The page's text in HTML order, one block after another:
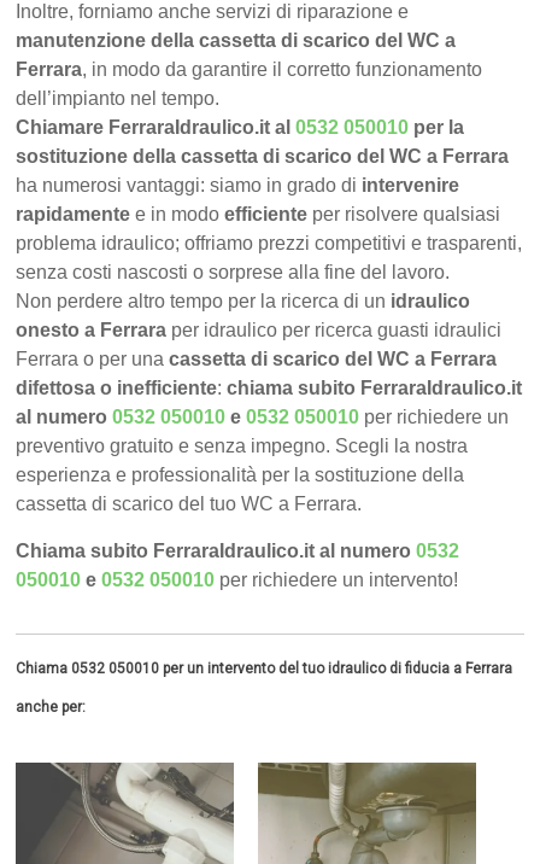
Inoltre, forniamo anche servizi di riparazione e
manutenzione della cassetta di scarico del WC a
Ferrara, in modo da garantire il corretto funzionamento
dell’impianto nel tempo.
Chiamare FerraraIdraulico.it al0532 050010 per la
sostituzione della cassetta di scarico del WC a Ferrara
ha numerosi vantaggi: siamo in grado di intervenire
rapidamente e in modoefficiente per risolvere qualsiasi
problema idraulico; offriamo prezzi competitivi e trasparenti,
senza costi nascosti o sorprese alla fine del lavoro.
Non perdere altro tempo per la ricerca di un idraulico
onesto a Ferrara per idraulico per ricerca guasti idraulici
Ferrara o per unacassetta di scarico del WC a Ferrara
difettosa o inefficiente:chiama subito FerraraIdraulico.it
al numero0532 050010 e0532 050010 per richiedere un
preventivo gratuito e senza impegno. Scegli la nostra
esperienza e professionalità per la sostituzione della
cassetta di scarico del tuo WC a Ferrara.
Chiama subito FerraraIdraulico.it al numero0532
050010 e0532 050010 per richiedere un intervento!
Chiama 0532 050010 per un intervento del tuo idraulico di fiducia a Ferrara
anche per: